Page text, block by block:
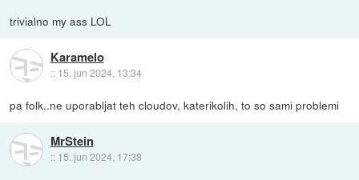
trivialno my ass LOL
Karamelo
:: 15. jun 2024, 13:34
pa folk..ne uporabljat teh cloudov, katerikolih, to so sami problemi
MrStein
:: 15. jun 2024, 17:38